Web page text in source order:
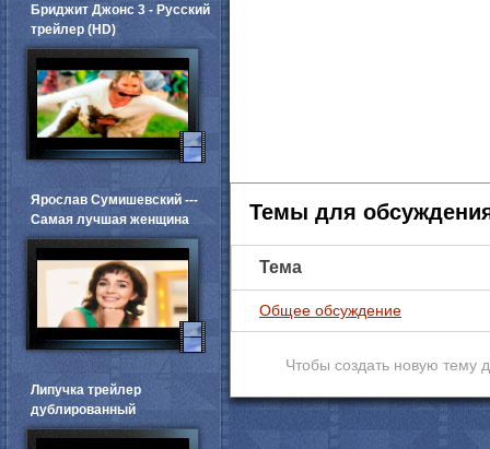
Темы для
Тема
Общее обсуждение
Чтобы создать новую тему
Бриджит Джонс 3 - Русский
трейлер (HD)
Ярослав Сумишевский ---
Самая лучшая женщина
Липучка трейлер
дублированный